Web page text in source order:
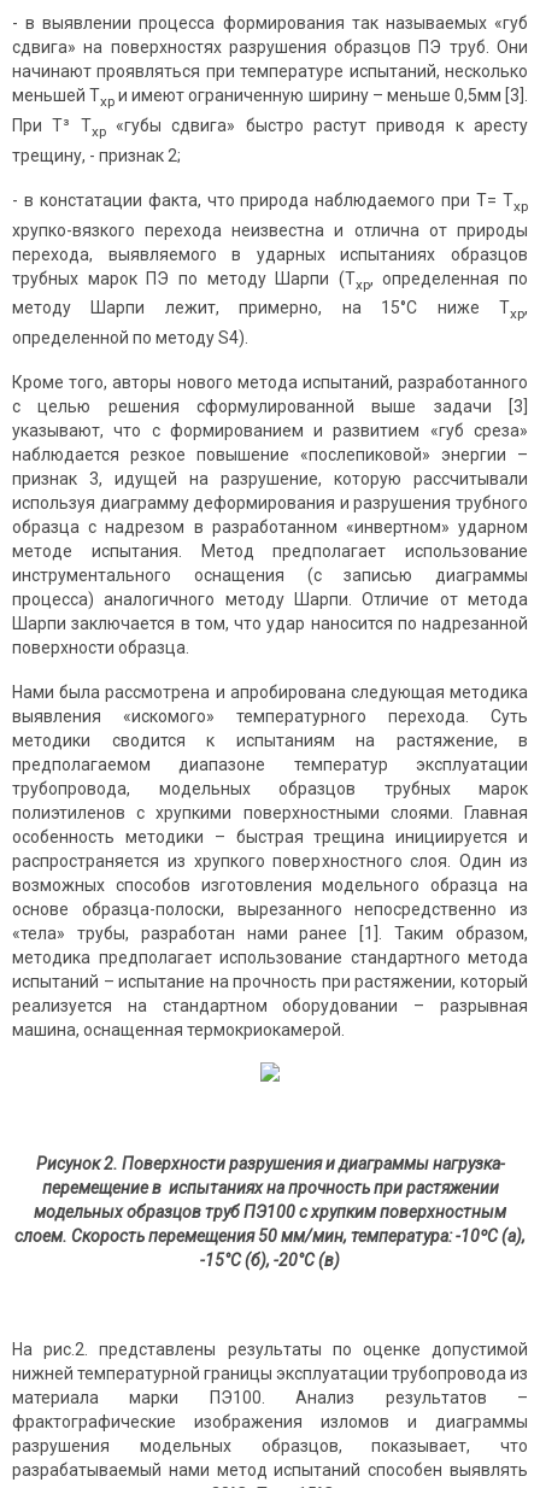
- в выявлении процесса формирования так называемых «губ
сдвига» на поверхностях разрушения образцов ПЭ труб. Они
начинают проявляться при температуре испытаний, несколько
меньшей Тхр и имеют ограниченную ширину – меньше 0,5мм [3].
При Т³ Тхр «губы сдвига» быстро растут приводя к аресту
трещину, - признак 2;
- в констатации факта, что природа наблюдаемого при Т= Тхр
хрупко-вязкого перехода неизвестна и отлична от природы
перехода, выявляемого в ударных испытаниях образцов
трубных марок ПЭ по методу Шарпи (Тхр, определенная по
методу Шарпи лежит, примерно, на 15°С ниже Тхр,
определенной по методу S4).
Кроме того, авторы нового метода испытаний, разработанного
с целью решения сформулированной выше задачи [3]
указывают, что с формированием и развитием «губ среза»
наблюдается резкое повышение «послепиковой» энергии –
признак 3, идущей на разрушение, которую рассчитывали
используя диаграмму деформирования и разрушения трубного
образца с надрезом в разработанном «инвертном» ударном
методе испытания. Метод предполагает использование
инструментального оснащения (с записью диаграммы
процесса) аналогичного методу Шарпи. Отличие от метода
Шарпи заключается в том, что удар наносится по надрезанной
поверхности образца.
Нами была рассмотрена и апробирована следующая методика
выявления «искомого» температурного перехода. Суть
методики сводится к испытаниям на растяжение, в
предполагаемом диапазоне температур эксплуатации
трубопровода, модельных образцов трубных марок
полиэтиленов с хрупкими поверхностными слоями. Главная
особенность методики – быстрая трещина инициируется и
распространяется из хрупкого поверхностного слоя. Один из
возможных способов изготовления модельного образца на
основе образца-полоски, вырезанного непосредственно из
«тела» трубы, разработан нами ранее [1]. Таким образом,
методика предполагает использование стандартного метода
испытаний – испытание на прочность при растяжении, который
реализуется на стандартном оборудовании – разрывная
машина, оснащенная термокриокамерой.
Рисунок 2. Поверхности разрушения и диаграммы нагрузка-
перемещение в испытаниях на прочность при растяжении
модельных образцов труб ПЭ100 с хрупким поверхностным
слоем. Скорость перемещения 50 мм/мин, температура: -10ºС (а),
-15°С (б), -20°С (в)
На рис.2. представлены результаты по оценке допустимой
нижней температурной границы эксплуатации трубопровода из
материала марки ПЭ100. Анализ результатов –
фрактографические изображения изломов и диаграммы
разрушения модельных образцов, показывает, что
разрабатываемый нами метод испытаний способен выявлять